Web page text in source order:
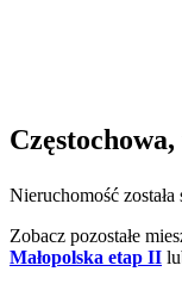
Nieruchomość została
Zobacz pozostałe
Małopolska etap II